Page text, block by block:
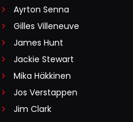
Ayrton Senna
Gilles Villeneuve
James Hunt
Jackie Stewart
Mika Häkkinen
Jos Verstappen
Jim Clark